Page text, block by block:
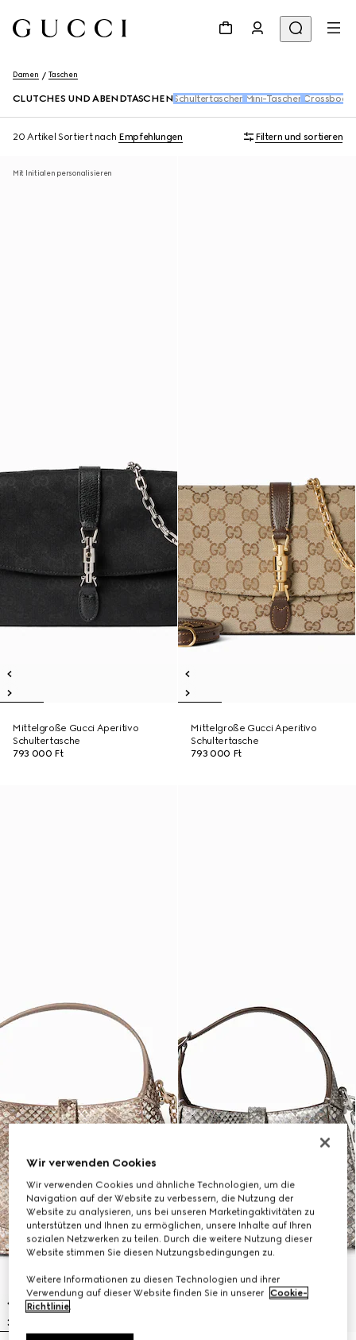
Damen Taschen
CLUTCHES UND ABENDTASCHEN Schultertaschen Mini-Taschen
20 Artikel Sortiert nach Empfehlungen Filtern und sortieren
Mit Initialen personalisieren
Mittelgroße Gucci Aperitivo
Schultertasche
793 000 Ft
Mittelgroße Gucci Aperitivo
Schultertasche
793 000 Ft
Wir verwenden Cookies
Wir verwenden Cookies und ähnliche Technologien, um die
Navigation auf der Website zu verbessern, die Nutzung der
Website zu analysieren, uns bei unseren Marketingaktivitäten zu
unterstützen und Ihnen zu ermöglichen, unsere Inhalte auf Ihren
sozialen Netzwerken zu teilen. Durch die weitere Nutzung dieser
Website stimmen Sie diesen Nutzungsbedingungen zu.
Weitere Informationen zu diesen Technologien und ihrer
Verwendung auf dieser Website finden Sie in unserer Cookie-
Richtlinie.